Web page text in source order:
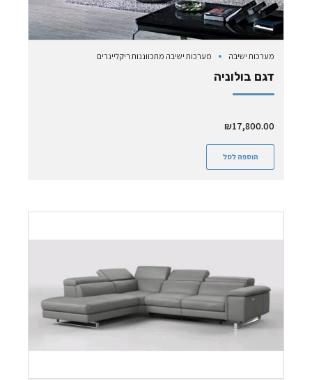
מערכות ישיבה מערכות ישיבה מתכווננות ריקליינרים
דגם בולוניה
₪17,800.00
הוספה לסל